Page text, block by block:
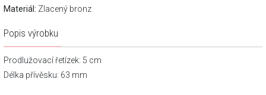
Materiál: Zlacený bronz
Popis výrobku
Prodlužovací řetízek: 5 cm
Délka přívěsku: 63 mm